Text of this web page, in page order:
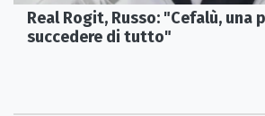
Real Rogit, Russo: "Cefalù, una
succedere di tutto"